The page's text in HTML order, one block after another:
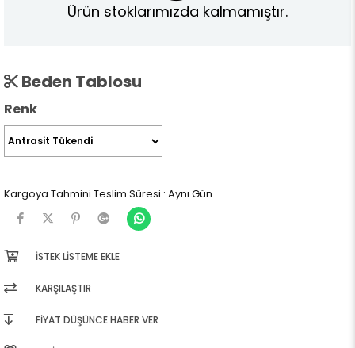
Ürün stoklarımızda kalmamıştır.
Beden Tablosu
Renk
Kargoya Tahmini Teslim Süresi : Aynı Gün
İSTEK LISTEME EKLE
KARŞILAŞTIR
FIYAT DÜŞÜNCE HABER VER